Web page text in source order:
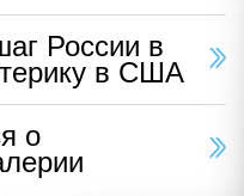
России в
в США
о